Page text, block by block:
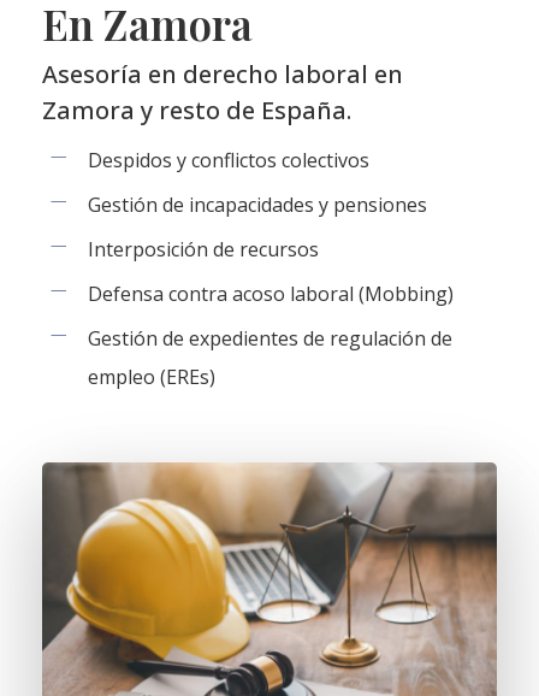
En Zamora
Asesoría en derecho laboral en
Zamora y resto de España.
Despidos y conflictos colectivos
Gestión de incapacidades y pensiones
Interposición de recursos
Defensa contra acoso laboral (Mobbing)
Gestión de expedientes de regulación de
empleo (EREs)